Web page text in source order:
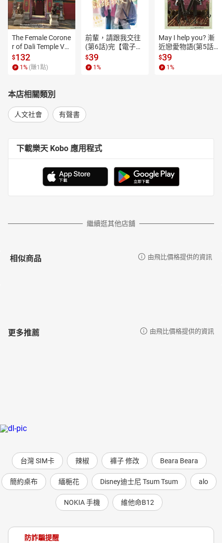
The Female Corone
r of Dali Temple Vo
l.6【有聲書】
$132
1 % (賺1 點)
前輩，請跟我交往
(第6話)完【電子
書】
$39
1 %
May I help you? 漸
近戀愛物語(第5話)
【電子書】
$39
1 %
本店相關類別
人文社會 有聲書
下載樂天 Kobo 應用程式
繼續逛其他店舖
相似商品 由飛比價格提供的資訊
更多推薦 由飛比價格提供的資訊
台灣 SIM卡 辣椒 褲子 修改 Beara Beara
簡約桌布 緬梔花 Disney迪士尼 Tsum Tsum alo
NOKIA 手機 維他命B12
防詐騙提醒